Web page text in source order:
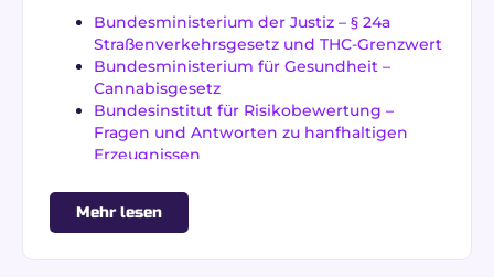
Bundesministerium der Justiz – § 24a
Straßenverkehrsgesetz und THC-Grenzwert
Bundesministerium für Gesundheit –
Cannabisgesetz
Bundesinstitut für Risikobewertung –
Fragen und Antworten zu hanfhaltigen
Erzeugnissen
Mehr lesen